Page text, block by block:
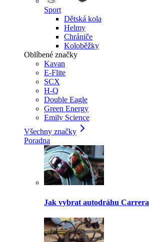
Sport
Dětská kola
Helmy
Chrániče
Koloběžky
Oblíbené značky
Kavan
E-Flite
SCX
H-Q
Double Eagle
Green Energy
Emily Science
Všechny značky
Poradna
Jak vybrat autodráhu Carrera